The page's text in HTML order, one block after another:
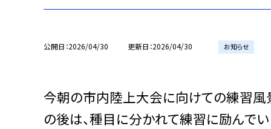
公開日 2026/04/30 更新日 2026/04/30 お知らせ
今朝の市内陸上大会に向けての練習風
の後は、種目に分かれて練習に励んで